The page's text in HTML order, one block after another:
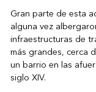
Gran parte de esta
alguna vez
infraestructuras de
más grandes, cerca
un barrio en las
siglo XIV.